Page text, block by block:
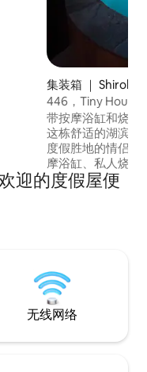
集装箱 ｜ Shiroka
446，Tiny House
带按摩浴缸和烧烤
这栋舒适的湖滨小
度假胜地的情侣入
摩浴缸、私人烧烤
观的斯库台尔湖。
轻松的周末，这里
迎的度假屋便
无线网络